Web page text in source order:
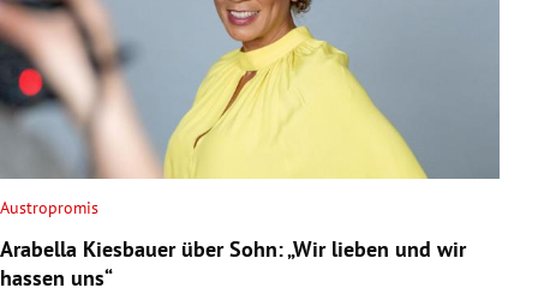
Austropromis
Arabella Kiesbauer über Sohn: „Wir lieben und wir
hassen uns“